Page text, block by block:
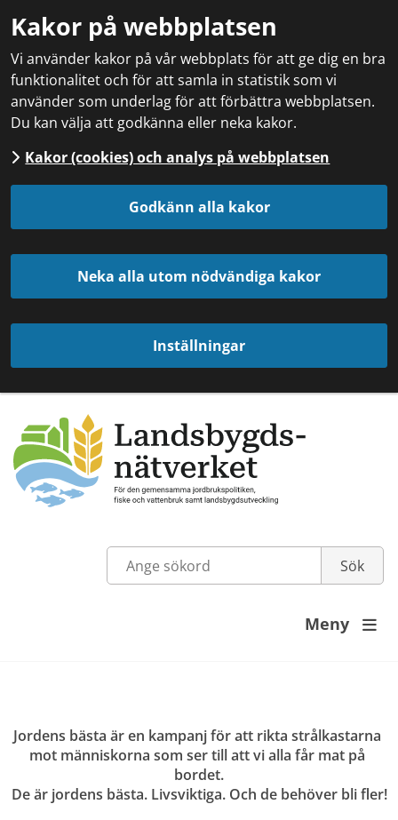
Kakor på webbplatsen
Vi använder kakor på vår webbplats för att ge dig en bra
funktionalitet och för att samla in statistik som vi
använder som underlag för att förbättra webbplatsen.
Du kan välja att godkänna eller neka kakor.
Kakor (cookies) och analys på webbplatsen
Godkänn alla kakor
Neka alla utom nödvändiga kakor
Inställningar
Meny 
Jordens bästa är en kampanj för att rikta strålkastarna
mot människorna som ser till att vi alla får mat på
bordet.
De är jordens bästa. Livsviktiga. Och de behöver bli fler!